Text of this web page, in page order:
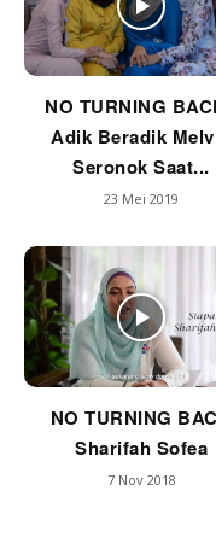
NO TURNING
Adik Beradik
Seronok Saat...
23 Mei 2019
NO TURNING
Sharifah Sofea
7 Nov 2018